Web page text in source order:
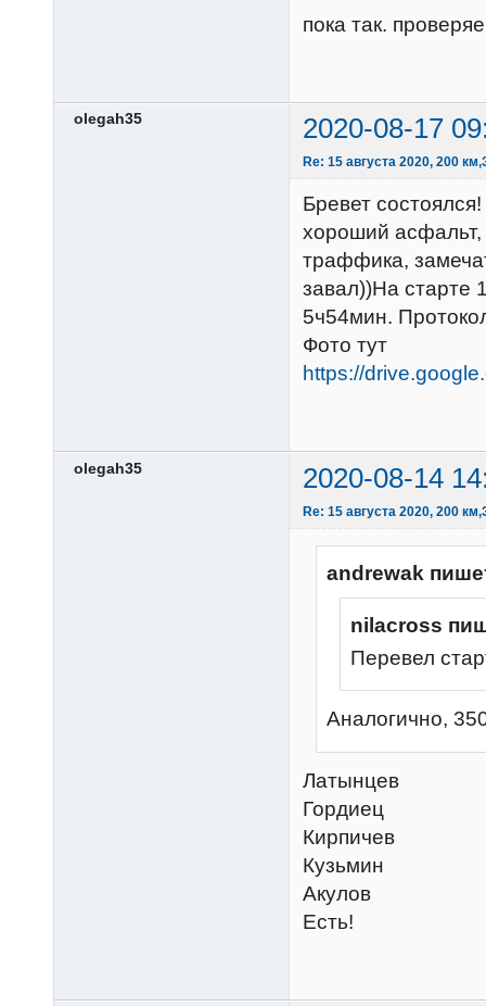
пока так.
olegah35 2020-08-17
Re: 15 августа 2020, 200
Бревет
хороший
траффика,
завал))На старте
5ч54мин.
Фото тут
https://
olegah35 2020-08-14
Re: 15 августа 2020, 200
andrewak
nilacross
Перевел
Аналогично,
Латынцев
Гордиец
Кирпичев
Кузьмин
Акулов
Есть!